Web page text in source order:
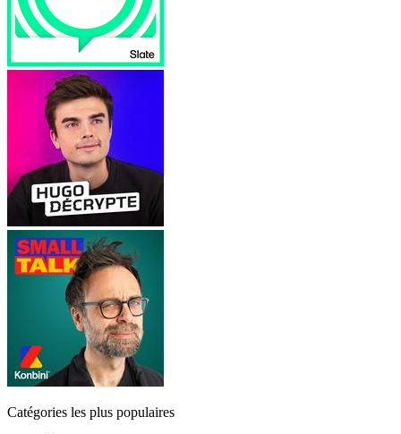
Catégories les plus populaires